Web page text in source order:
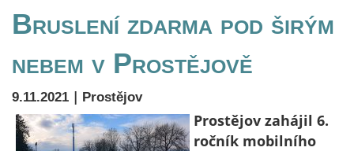
Bruslení zdarma pod širým
nebem v Prostějově
9.11.2021 | Prostějov
Prostějov zahájil 6.
ročník mobilního